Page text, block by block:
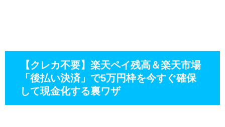
【クレカ不要】楽天ペイ残高＆楽天市場
「後払い決済」で5万円枠を今すぐ確保
して現金化する裏ワザ